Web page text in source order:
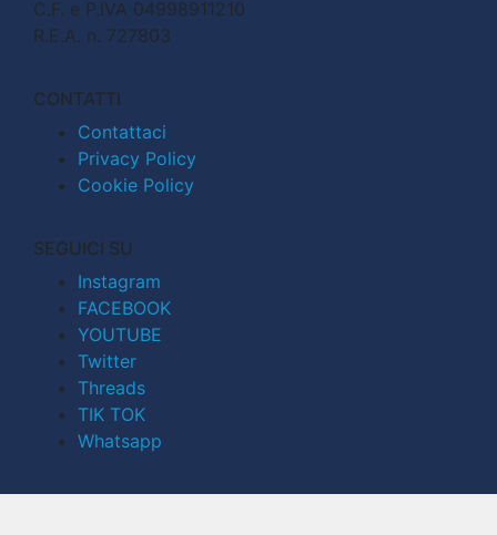
C.F. e P.IVA 04998911210
R.E.A. n. 727803
CONTATTI
Contattaci
Privacy Policy
Cookie Policy
SEGUICI SU
Instagram
FACEBOOK
YOUTUBE
Twitter
Threads
TIK TOK
Whatsapp